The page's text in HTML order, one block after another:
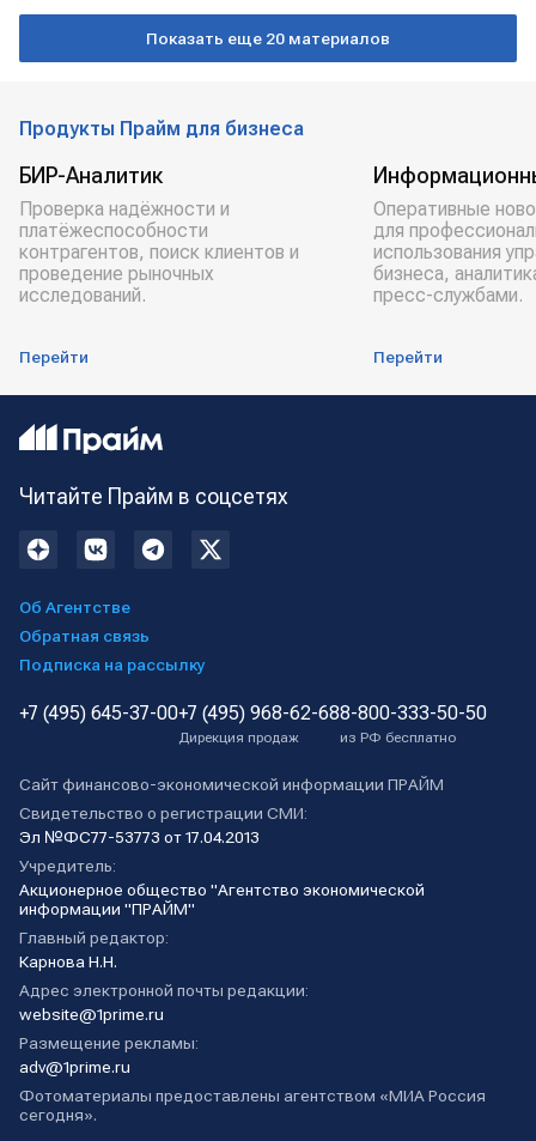
Экономика Мировая экономика
Показать еще 20 материалов
Продукты Прайм для бизнеса
БИР-Аналитик
Проверка надёжности и
платёжеспособности
контрагентов, поиск клиентов и
проведение рыночных
исследований.
Перейти
Оперативные
для
использования
бизнеса,
пресс-службами.
Перейти
Читайте Прайм в соцсетях
Об Агентстве
Обратная связь
Подписка на рассылку
+7 (495) 645-37-00+7 (495) 968-62-68
Дирекция продаж
8-800-333-50-50
из РФ бесплатно
Сайт финансово-экономической информации ПРАЙМ
Свидетельство о регистрации СМИ:
Эл №ФС77-53773 от 17.04.2013
Учредитель:
Акционерное общество "Агентство экономической
информации "ПРАЙМ"
Главный редактор:
Карнова Н.Н.
Адрес электронной почты редакции:
website@1prime.ru
Размещение рекламы:
adv@1prime.ru
Фотоматериалы предоставлены агентством «МИА Россия
сегодня».